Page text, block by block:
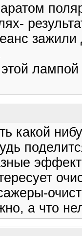
какой
а что